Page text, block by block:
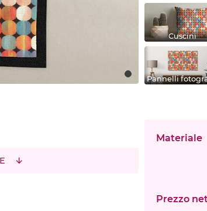
Cuscini
Materiale
Prezzo